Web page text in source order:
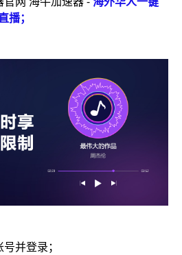
播；
并登录；